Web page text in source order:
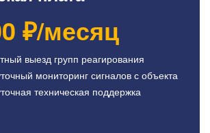
₽/месяц
выезд групп реагирования
мониторинг сигналов с объекта
техническая поддержка